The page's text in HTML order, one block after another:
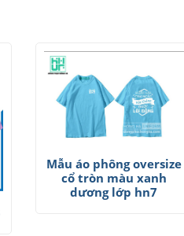
Mẫu áo phông oversize
cổ tròn màu xanh
dương lớp hn7